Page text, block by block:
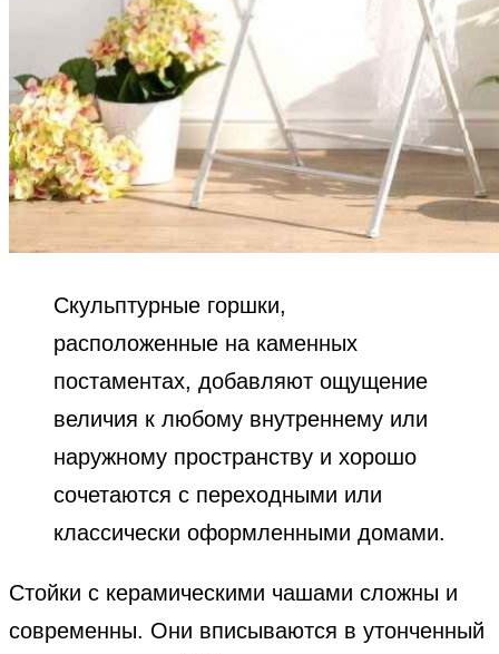
Скульптурные горшки,
расположенные на каменных
постаментах, добавляют ощущение
величия к любому внутреннему или
наружному пространству и хорошо
сочетаются с переходными или
классически оформленными домами.
Стойки с керамическими чашами сложны и
современны. Они вписываются в утонченный